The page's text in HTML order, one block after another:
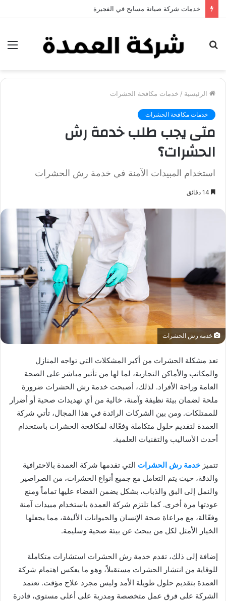
خدمات شركة جلي وتلميع الرخام في العين
الرئيسية / خدمات مكافحة الحشرات
خدمات مكافحة الحشرات
متى يجب طلب خدمة رش
الحشرات؟
استخدام المبيدات الآمنة في خدمة رش الحشرات
خدمة رش الحشرات
تعد مشكلة الحشرات من أكبر المشكلات التي تواجه المنازل
والمكاتب والأماكن التجارية، لما لها من تأثير مباشر على الصحة
العامة وراحة الأفراد. لذلك، أصبحت خدمة رش الحشرات ضرورة
ملحة لضمان بيئة نظيفة وآمنة، خالية من أي تهديدات صحية أو أضرار
للممتلكات. ومن بين الشركات الرائدة في هذا المجال، تأتي شركة
العمدة لتقديم حلول متكاملة وفعّالة لمكافحة الحشرات باستخدام
أحدث الأساليب والتقنيات العلمية.
تتميز خدمة رش الحشرات التي تقدمها شركة العمدة بالاحترافية
والدقة، حيث يتم التعامل مع جميع أنواع الحشرات، من الصراصير
والنمل إلى البق والذباب، بشكل يضمن القضاء عليها تماماً ومنع
عودتها مرة أخرى. كما تلتزم شركة العمدة باستخدام مبيدات آمنة
وفعّالة، مع مراعاة صحة الإنسان والحيوانات الأليفة، مما يجعلها
الخيار الأمثل لكل من يبحث عن بيئة صحية وسليمة.
إضافة إلى ذلك، تقدم خدمة رش الحشرات استشارات متكاملة
للوقاية من انتشار الحشرات مستقبلاً، وهو ما يعكس اهتمام شركة
العمدة بتقديم حلول طويلة الأمد وليس مجرد علاج مؤقت. تعتمد
الشركة على فرق عمل متخصصة ومدربة على أعلى مستوى، قادرة